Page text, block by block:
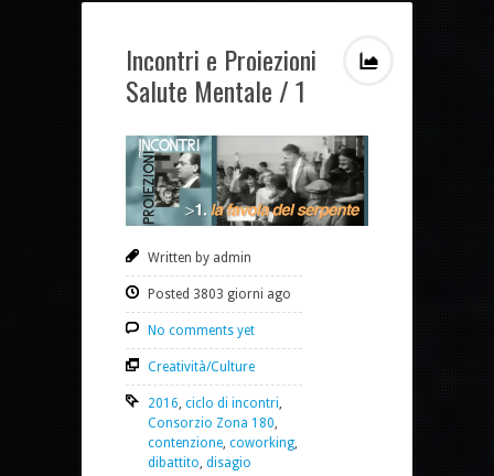
Incontri e Proiezioni
Salute Mentale / 1
Written by admin
Posted 3803 giorni ago
No comments yet
Creatività/Culture
2016 ciclo di incontri
Consorzio Zona 180
contenzione coworking
dibattito disagio